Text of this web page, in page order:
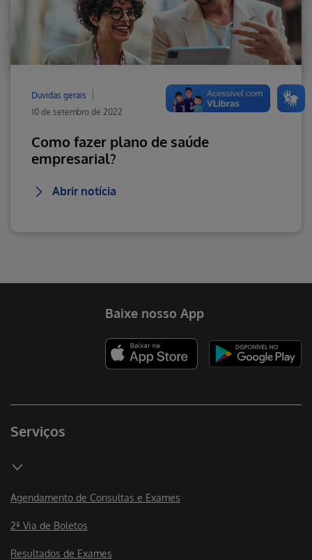
Duvidas gerais
10 de setembro de 2022
Como fazer plano de saúde
empresarial?
Abrir notícia
Serviços
Agendamento de Consultas e Exames
2ª Via de Boletos
Resultados de Exames
Baixe nosso App